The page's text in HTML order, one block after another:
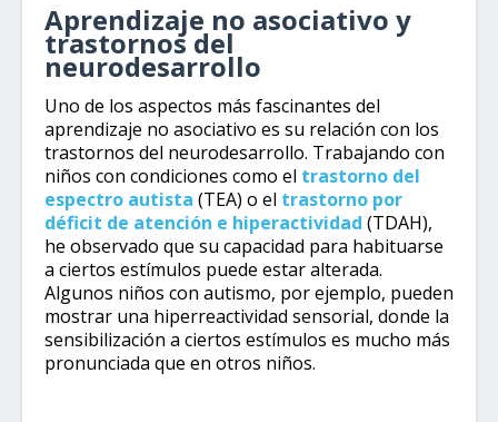
Aprendizaje no asociativo y
trastornos del
neurodesarrollo
Uno de los aspectos más fascinantes del
aprendizaje no asociativo es su relación con los
trastornos del neurodesarrollo. Trabajando con
niños con condiciones como el trastorno del
espectro autista (TEA) o el trastorno por
déficit de atención e hiperactividad (TDAH),
he observado que su capacidad para habituarse
a ciertos estímulos puede estar alterada.
Algunos niños con autismo, por ejemplo, pueden
mostrar una hiperreactividad sensorial, donde la
sensibilización a ciertos estímulos es mucho más
pronunciada que en otros niños.